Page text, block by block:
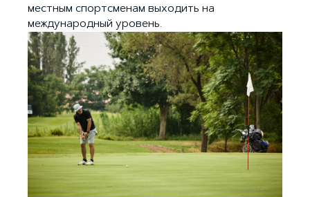
местным спортсменам выходить на
международный уровень.